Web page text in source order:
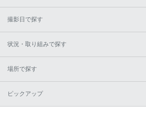
撮影日で探す
状況・取り組みで探す
場所で探す
ピックアップ